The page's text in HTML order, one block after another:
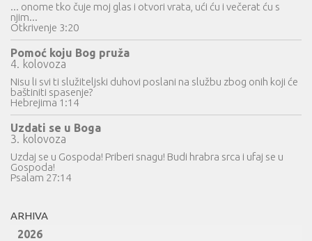
... onome tko čuje moj glas i otvori vrata, ući ću i večerat ću s
njim...
Otkrivenje 3:20
Pomoć koju Bog pruža
4. kolovoza
Nisu li svi ti služiteljski duhovi poslani na službu zbog onih koji će
baštiniti spasenje?
Hebrejima 1:14
Uzdati se u Boga
3. kolovoza
Uzdaj se u Gospoda! Priberi snagu! Budi hrabra srca i ufaj se u
Gospoda!
Psalam 27:14
ARHIVA
2026